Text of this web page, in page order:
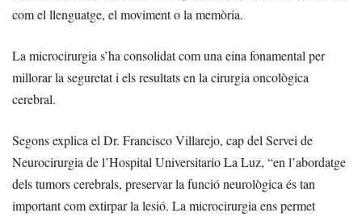
com el llenguatge, el moviment o la memòria.
La microcirurgia s’ha consolidat com una eina fonamental per
millorar la seguretat i els resultats en la cirurgia oncològica
cerebral.
Segons explica el Dr. Francisco Villarejo, cap del Servei de
Neurocirurgia de l’Hospital Universitario La Luz, “en l’abordatge
dels tumors cerebrals, preservar la funció neurològica és tan
important com extirpar la lesió. La microcirurgia ens permet